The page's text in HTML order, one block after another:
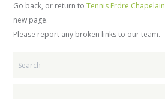
Go back, or return toTennis Erdre Chapelain
new page.
Please report any broken links to our team.